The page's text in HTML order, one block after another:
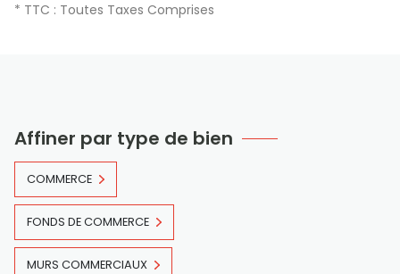
* TTC : Toutes Taxes Comprises
Affiner par type de bien
COMMERCE
FONDS DE COMMERCE
MURS COMMERCIAUX